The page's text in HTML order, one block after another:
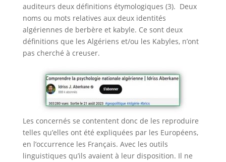
auditeurs deux définitions étymologiques (3). Deux
noms ou mots relatives aux deux identités
algériennes de berbère et kabyle. Ce sont deux
définitions que les Algériens et/ou les Kabyles, n’ont
pas cherché à creuser.
Les concernés se contentent donc de les reproduire
telles qu’elles ont été expliquées par les Européens,
en l’occurrence les Français. Avec les outils
linguistiques qu’ils avaient à leur disposition. Il ne